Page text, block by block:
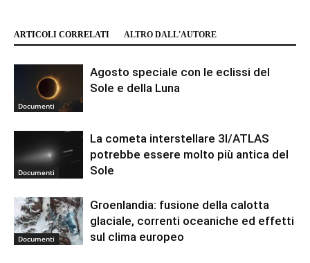
ARTICOLI CORRELATI ALTRO DALL'AUTORE
Documenti
Agosto speciale con le eclissi del
Sole e della Luna
Documenti
La cometa interstellare 3I/ATLAS
potrebbe essere molto più antica del
Sole
Documenti
Groenlandia: fusione della calotta
glaciale, correnti oceaniche ed effetti
sul clima europeo